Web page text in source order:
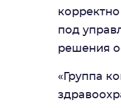
под
решения
«Группа